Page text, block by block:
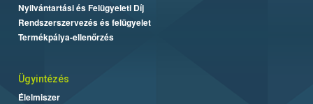
Nyilvántartási és Felügyeleti Díj
Rendszerszervezés és felügyelet
Termékpálya-ellenőrzés
Ügyintézés
Élelmiszer